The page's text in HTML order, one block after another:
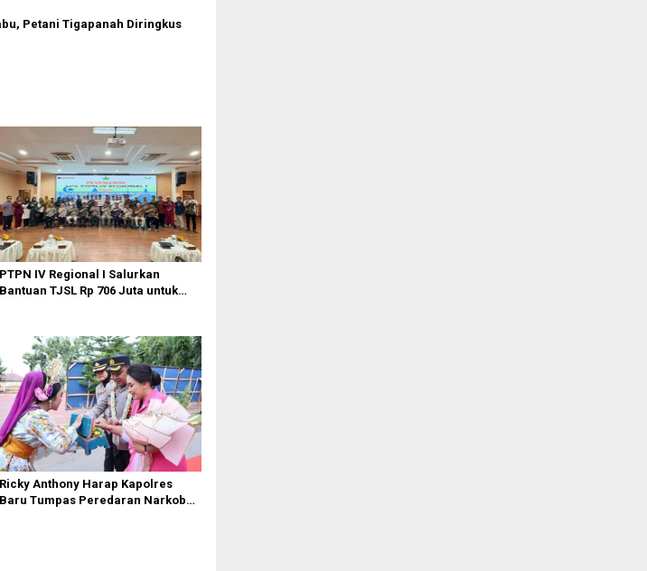
Petani Tigapanah Diringkus
PTPN IV Regional I Salurkan
Bantuan TJSL Rp 706 Juta untuk
Ricky Anthony Harap Kapolres
Baru Tumpas Peredaran Narkoba